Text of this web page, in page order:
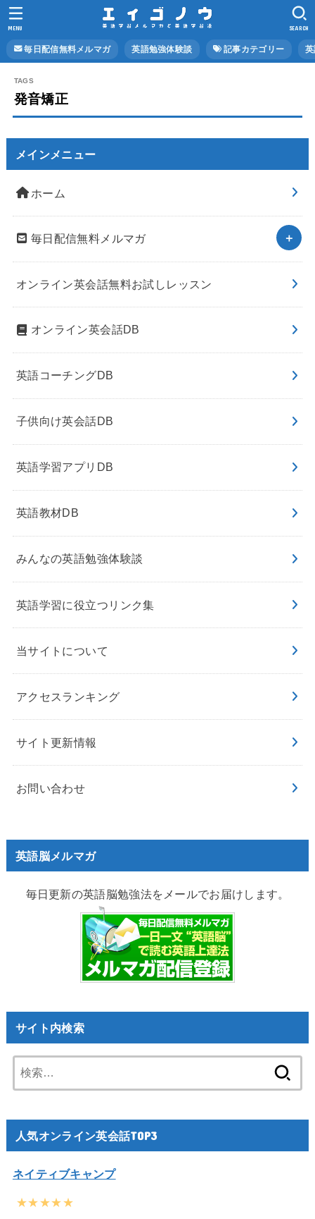
毎日配信無料メルマガ 英語勉強体験談 記事カテゴリー
SEARCH
MENU
発音矯正
メインメニュー
ホーム
毎日配信無料メルマガ
オンライン英会話無料お試しレッスン
オンライン英会話DB
英語コーチングDB
子供向け英会話DB
英語学習アプリDB
英語教材DB
みんなの英語勉強体験談
英語学習に役立つリンク集
当サイトについて
アクセスランキング
サイト更新情報
お問い合わせ
英語脳メルマガ
毎日更新の英語脳勉強法をメールでお届けします。
サイト内検索
索:
人気オンライン英会話TOP3
ネイティブキャンプ
★★★★★